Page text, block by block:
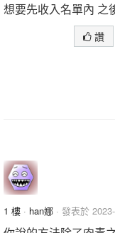
想要先收入名單內 之
讚
1 樓 · han娜 · 發表於